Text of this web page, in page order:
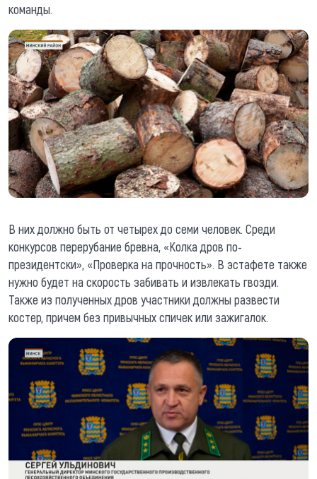
команды.
В них должно быть от четырех до семи человек. Среди
конкурсов перерубание бревна, «Колка дров по-
президентски», «Проверка на прочность». В эстафете также
нужно будет на скорость забивать и извлекать гвозди.
Также из полученных дров участники должны развести
костер, причем без привычных спичек или зажигалок.